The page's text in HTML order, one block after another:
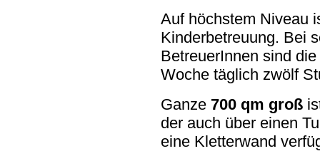
Auf höchstem Niveau
Kinderbetreuung. Bei
BetreuerInnen sind
Woche täglich zwölf
Ganze 700 qm groß
der auch über einen
eine Kletterwand